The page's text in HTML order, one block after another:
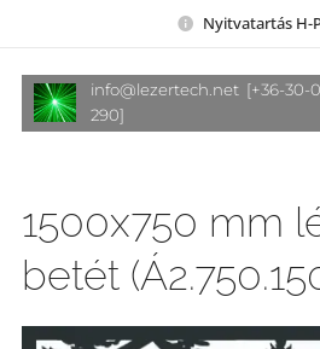
Nyitvatartás H-
info@lezertech.net [+36-30-
290]
1500x750 mm
betét